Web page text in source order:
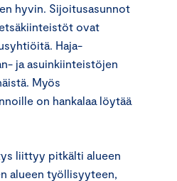
hyvin. Sijoitusasunnot
ovat
Haja-
ja asuinkiinteistöjen
Myös
on hankalaa löytää
liittyy pitkälti alueen
alueen työllisyyteen,